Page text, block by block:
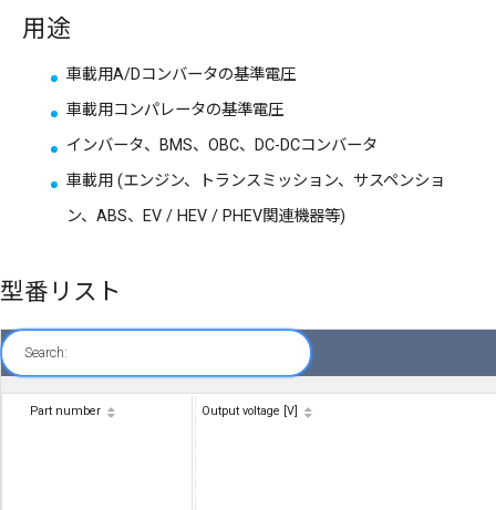
用途
車載用A/Dコンバータの基準電圧
車載用コンパレータの基準電圧
インバータ、BMS、OBC、DC-DCコンバータ
車載用 (エンジン、トランスミッション、サスペンショ
ン、ABS、EV / HEV / PHEV関連機器等)
型番リスト
Search:
Part number Output voltage [V]